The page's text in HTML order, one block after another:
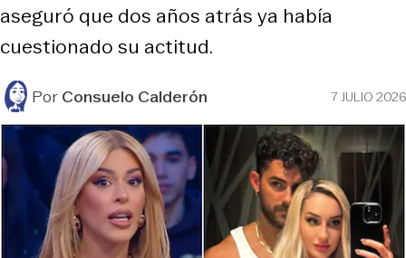
aseguró que dos años atrás ya había
cuestionado su actitud.
PorConsuelo Calderón 7 JULIO 2026